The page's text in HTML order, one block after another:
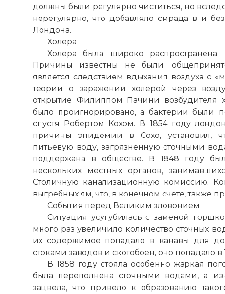
должны были регулярно чиститься, но
нерегулярно, что добавляло смрада в и
Лондона.
Холера
Холера была широко распространена
Причины известны не были;
является следствием вдыхания воздуха с
теории о заражении холерой через
открытие Филиппом Пачини возбудителя
было проигнорировано, а бактерии были
спустя Робертом Кохом. В 1854 году
причины эпидемии в Сохо, установил,
питьевую воду, загрязнённую сточными
поддержана в обществе. В 1848 году
нескольких местных органов,
Столичную канализационную комиссию.
выгребных ям, что, в конечном счёте, также
События перед Великим зловонием
Ситуация усугубилась с заменой
много раз увеличило количество сточных
их содержимое попадало в канавы для
стоками заводов и скотобоен, оно попадало в
В 1858 году стояла особенно жаркая
была переполнена сточными водами, а
зацвела, что привело к образованию
☓